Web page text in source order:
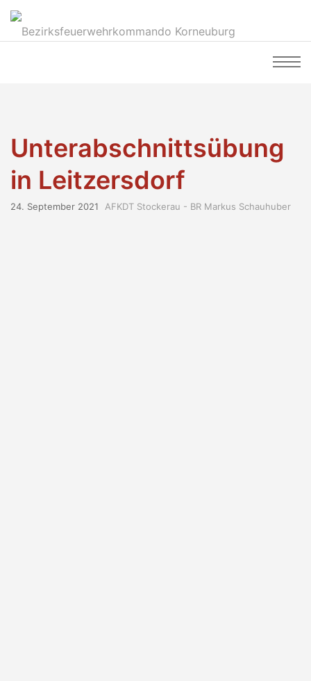
Unterabschnittsübung
in Leitzersdorf
24. September 2021 AFKDT Stockerau - BR Markus Schauhuber